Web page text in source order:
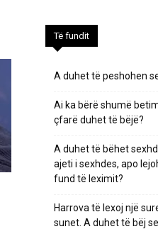
Të fundit
A duhet të peshohen
Ai ka bërë shumë
çfarë duhet të bëjë?
A duhet të bëhet
ajeti i sexhdes, apo
fund të leximit?
Harrova të lexoj një
sunet. A duhet të bëj